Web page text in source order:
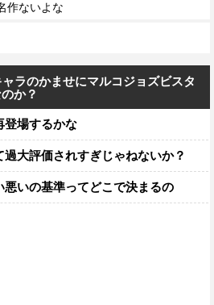
作ないよな
ラのかませにマルコジョズビスタ
か？
登場するかな
大評価されすぎじゃねないか？
悪いの基準ってどこで決まるの